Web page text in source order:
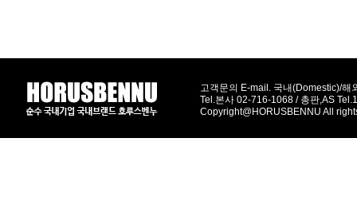
고객문의 E-mail. 국내(Domestic)/
Tel.본사 02-716-1068 / 총판,AS
Copyright@HORUSBENNU All